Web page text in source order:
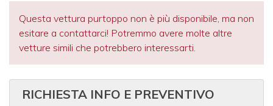
Questa vettura purtoppo non è più disponibile, ma non
esitare a contattarci! Potremmo avere molte altre
vetture simili che potrebbero interessarti.
RICHIESTA INFO E PREVENTIVO